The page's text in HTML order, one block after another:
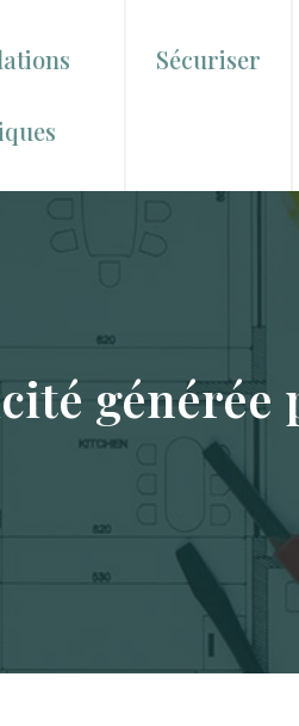
Sécuriser
générée